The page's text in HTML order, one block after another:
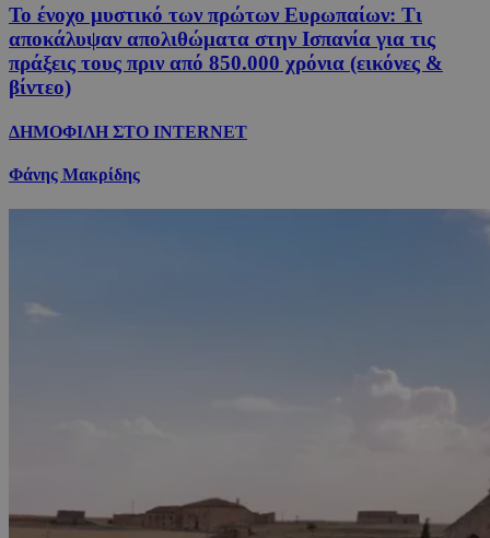
Το ένοχο μυστικό των πρώτων Ευρωπαίων: Τι
αποκάλυψαν απολιθώματα στην Ισπανία για τις
πράξεις τους πριν από 850.000 χρόνια (εικόνες &
βίντεο)
ΔΗΜΟΦΙΛΗ ΣΤΟ INTERNET
Φάνης Μακρίδης